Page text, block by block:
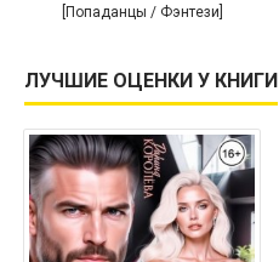
[Попаданцы / Фэнтези]
ЛУЧШИЕ ОЦЕНКИ У КНИГИ